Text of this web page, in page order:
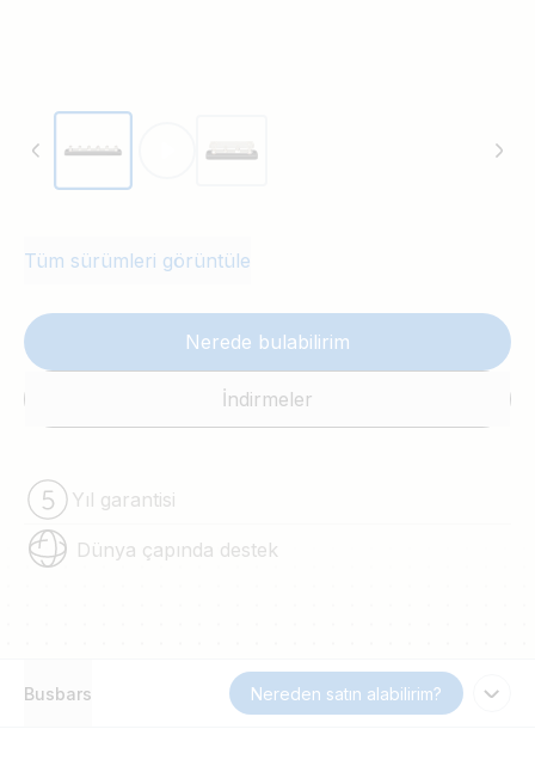
Tüm sürümleri görüntüle
Nerede bulabilirim
İndirmeler
Yıl garantisi
Dünya çapında destek
Busbars Nereden satın alabilirim?